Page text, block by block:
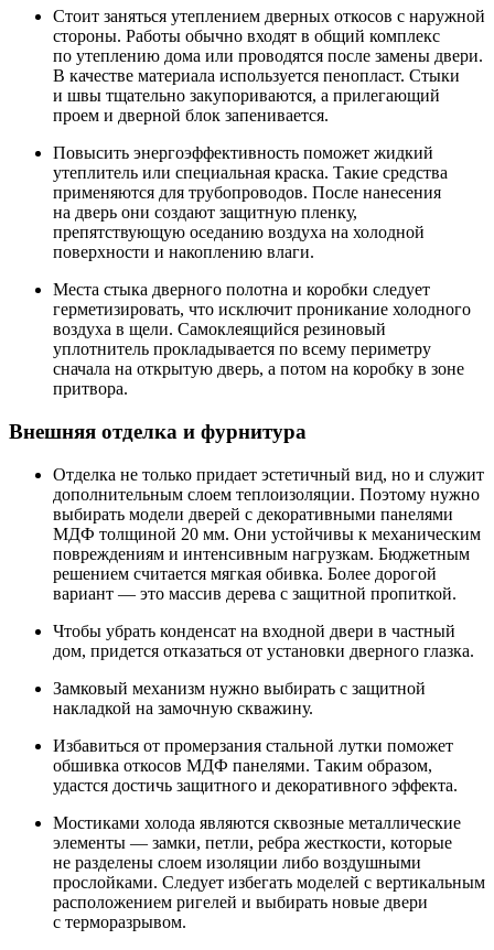
Стоит заняться утеплением дверных откосов с наружной
стороны. Работы обычно входят в общий комплекс
по утеплению дома или проводятся после замены двери.
В качестве материала используется пенопласт. Стыки
и швы тщательно закупориваются, а прилегающий
проем и дверной блок запенивается.
Повысить энергоэффективность поможет жидкий
утеплитель или специальная краска. Такие средства
применяются для трубопроводов. После нанесения
на дверь они создают защитную пленку,
препятствующую оседанию воздуха на холодной
поверхности и накоплению влаги.
Места стыка дверного полотна и коробки следует
герметизировать, что исключит проникание холодного
воздуха в щели. Самоклеящийся резиновый
уплотнитель прокладывается по всему периметру
сначала на открытую дверь, а потом на коробку в зоне
притвора.
Внешняя отделка и фурнитура
Отделка не только придает эстетичный вид, но и служит
дополнительным слоем теплоизоляции. Поэтому нужно
выбирать модели дверей с декоративными панелями
МДФ толщиной 20 мм. Они устойчивы к механическим
повреждениям и интенсивным нагрузкам. Бюджетным
решением считается мягкая обивка. Более дорогой
вариант — это массив дерева с защитной пропиткой.
Чтобы убрать конденсат на входной двери в частный
дом, придется отказаться от установки дверного глазка.
Замковый механизм нужно выбирать с защитной
накладкой на замочную скважину.
Избавиться от промерзания стальной лутки поможет
обшивка откосов МДФ панелями. Таким образом,
удастся достичь защитного и декоративного эффекта.
Мостиками холода являются сквозные металлические
элементы — замки, петли, ребра жесткости, которые
не разделены слоем изоляции либо воздушными
прослойками. Следует избегать моделей с вертикальным
расположением ригелей и выбирать новые двери
с терморазрывом.